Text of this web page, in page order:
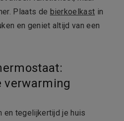
Plaats de bierkoelkast in
en geniet altijd van een
verwarming
en tegelijkertijd je huis